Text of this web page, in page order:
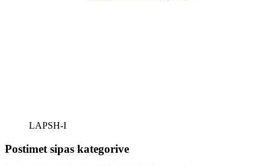
LAPSH-I
Postimet sipas kategorive